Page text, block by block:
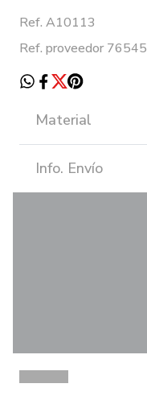
Ref. A10113
Ref. proveedor 76545
Material
Info. Envío